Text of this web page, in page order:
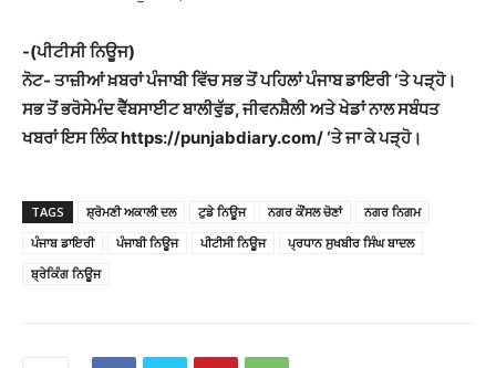
-(ਪੀਟੀਸੀ ਨਿਊਜ)
ਨੋਟ- ਤਾਜ਼ੀਆਂ ਖ਼ਬਰਾਂ ਪੰਜਾਬੀ ਵਿੱਚ ਸਭ ਤੋਂ ਪਹਿਲਾਂ ਪੰਜਾਬ ਡਾਇਰੀ ‘ਤੇ ਪੜ੍ਹੋ।
ਸਭ ਤੋਂ ਭਰੋਸੇਮੰਦ ਵੈੱਬਸਾਈਟ ਬਾਲੀਵੁੱਡ, ਜੀਵਨਸ਼ੈਲੀ ਅਤੇ ਖੇਡਾਂ ਨਾਲ ਸਬੰਧਤ
ਖਬਰਾਂ ਇਸ ਲਿੰਕ https://punjabdiary.com/ ‘ਤੇ ਜਾ ਕੇ ਪੜ੍ਹੋ।
TAGS ਸ਼੍ਰੋਮਣੀ ਅਕਾਲੀ ਦਲ ਟੁਡੇ ਨਿਊਜ ਨਗਰ ਕੌਂਸਲ ਚੋਣਾਂ
ਨਗਰ ਨਿਗਮ
ਪੰਜਾਬ ਡਾਇਰੀ
ਪੰਜਾਬੀ ਨਿਊਜ ਪੀਟੀਸੀ ਨਿਊਜ
ਪ੍ਰਧਾਨ ਸੁਖਬੀਰ ਸਿੰਘ ਬਾਦਲ
ਬ੍ਰੇਕਿੰਗ ਨਿਊਜ